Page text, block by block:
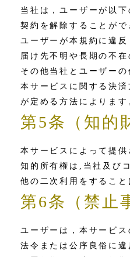
当社は，ユーザーが以
契約を解除することがで
ユーザーが本規約に違反
届け先不明や長期の不
その他当社とユーザー
本サービスに関する決
が定める方法によります
第5条（知的
本サービスによって提
知的所有権は,当社及び
他の二次利用をすること
第6条（禁止
ユーザーは，本サービ
法令または公序良俗に違